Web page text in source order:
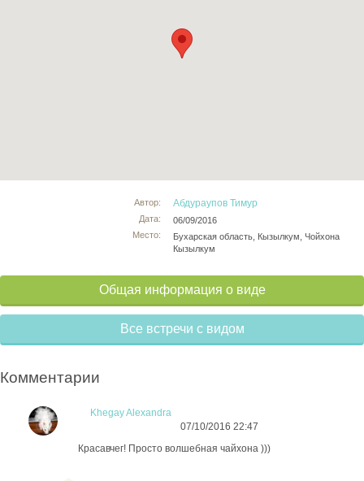
Автор:
Дата:
Место:
Абдураупов Тимур
06/09/2016
Бухарская область, Кызылкум, Чойхона
Кызылкум
Общая информация о виде
Все встречи с видом
Комментарии
Khegay Alexandra
07/10/2016 22:47
Красавчег! Просто волшебная чайхона )))